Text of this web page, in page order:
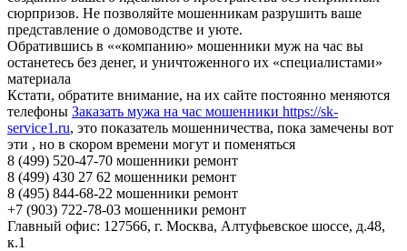
сюрпризов. Не позволяйте мошенникам разрушить ваше
представление о домоводстве и уюте.
Обратившись в ««компанию» мошенники муж на час вы
останетесь без денег, и уничтоженного их «специалистами»
материала
Кстати, обратите внимание, на их сайте постоянно меняются
телефоны Заказать мужа на час мошенники https://sk-
service1.ru, это показатель мошенничества, пока замечены вот
эти , но в скором времени могут и поменяться
8 (499) 520-47-70 мошенники ремонт
8 (499) 430 27 62 мошенники ремонт
8 (495) 844-68-22 мошенники ремонт
+7 (903) 722-78-03 мошенники ремонт
Главный офис: 127566, г. Москва, Алтуфьевское шоссе, д.48,
к.1